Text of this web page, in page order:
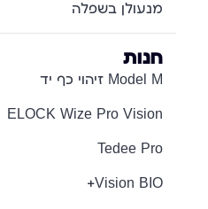
מנעולן בשפלה
חנות
Model M זיהוי כף יד
ELOCK Wize Pro Vision
Tedee Pro
Vision BIO+